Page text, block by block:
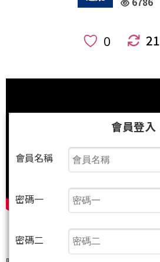
21
【交易全世界看德欣 Ep. 37】
會員登入
會員名稱
密碼一
密碼二